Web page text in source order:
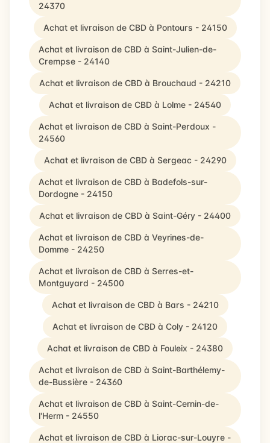
24370
Achat et livraison de CBD à Pontours - 24150
Achat et livraison de CBD à Saint-Julien-de-
Crempse - 24140
Achat et livraison de CBD à Brouchaud - 24210
Achat et livraison de CBD à Lolme - 24540
Achat et livraison de CBD à Saint-Perdoux -
24560
Achat et livraison de CBD à Sergeac - 24290
Achat et livraison de CBD à Badefols-sur-
Dordogne - 24150
Achat et livraison de CBD à Saint-Géry - 24400
Achat et livraison de CBD à Veyrines-de-
Domme - 24250
Achat et livraison de CBD à Serres-et-
Montguyard - 24500
Achat et livraison de CBD à Bars - 24210
Achat et livraison de CBD à Coly - 24120
Achat et livraison de CBD à Fouleix - 24380
Achat et livraison de CBD à Saint-Barthélemy-
de-Bussière - 24360
Achat et livraison de CBD à Saint-Cernin-de-
l'Herm - 24550
Achat et livraison de CBD à Liorac-sur-Louyre -